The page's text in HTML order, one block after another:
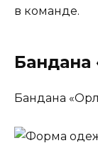
в команде.
Бандана
Бандана